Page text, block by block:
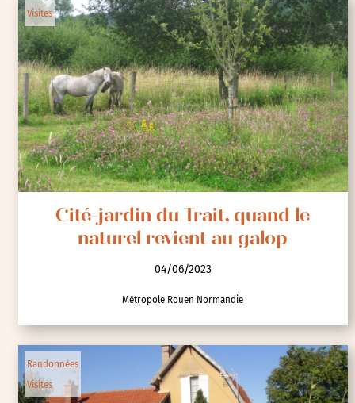
Visites
Cité-jardin du Trait, quand le
naturel revient au galop
04/06/2023
Métropole Rouen Normandie
Randonnées
Visites